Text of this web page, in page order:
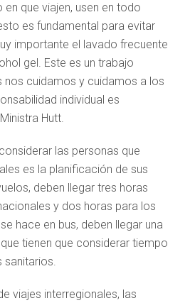
que viajen, usen en todo
es fundamental para evitar
importante el lavado frecuente
gel. Este es un trabajo
cuidamos y cuidamos a los
individual es
Hutt.
las personas que
es la planificación de sus
deben llegar tres horas
y dos horas para los
hace en bus, deben llegar una
tienen que considerar tiempo
sanitarios.
viajes interregionales, las